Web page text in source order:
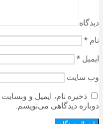
دیدگاه
نام *
ایمیل *
وب‌ سایت
ذخیره نام، ایمیل و
دوباره دیدگاهی می‌نویسم.